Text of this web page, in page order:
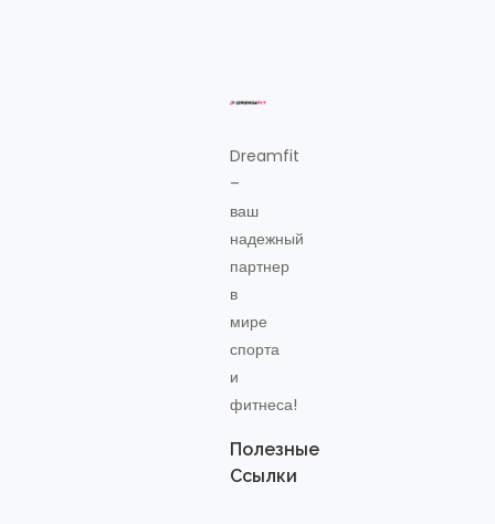
Dreamfit
–
ваш
надежный
партнер
в
мире
спорта
и
фитнеса!
Полезные
Ссылки